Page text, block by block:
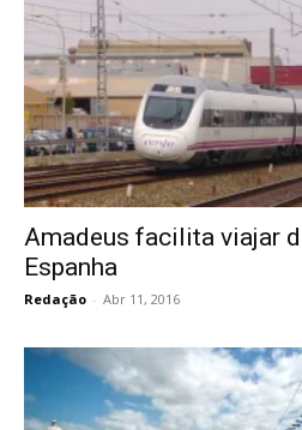
Amadeus facilita viajar
Espanha
Redação - Abr 11, 2016